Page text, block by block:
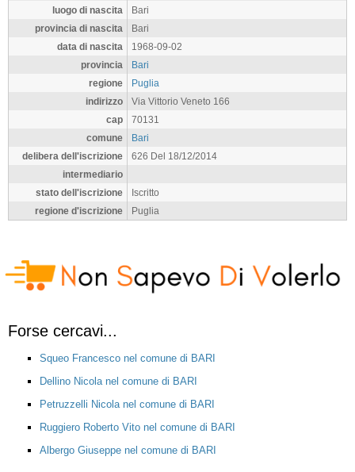
luogo di nascita
Bari
provincia di nascita
Bari
data di nascita
1968-09-02
provincia
Bari
regione
Puglia
indirizzo
Via Vittorio Veneto 166
cap
70131
comune
Bari
delibera dell'iscrizione
626 Del 18/12/2014
intermediario
stato dell'iscrizione
Iscritto
regione d'iscrizione
Puglia
Forse cercavi...
Squeo Francesco nel comune di BARI
Dellino Nicola nel comune di BARI
Petruzzelli Nicola nel comune di BARI
Ruggiero Roberto Vito nel comune di BARI
Albergo Giuseppe nel comune di BARI